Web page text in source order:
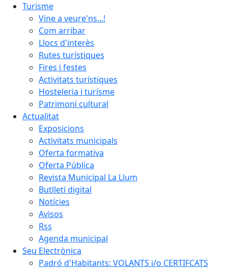
Turisme
Vine a veure'ns...!
Com arribar
Llocs d'interès
Rutes turístiques
Fires i festes
Activitats turístiques
Hosteleria i turísme
Patrimoni cultural
Actualitat
Exposicions
Activitats municipals
Oferta formativa
Oferta Pública
Revista Municipal La Llum
Butlletí digital
Notícies
Avisos
Rss
Agenda municipal
Seu Electrònica
Padró d'Habitants: VOLANTS i/o CERTIFCATS